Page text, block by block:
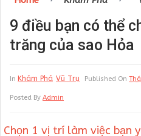
9 điều bạn có thể
trăng của sao Hỏa
In Khám Phá Vũ Trụ Published On
Posted By Admin
Chọn 1 vị trí làm việc bạn